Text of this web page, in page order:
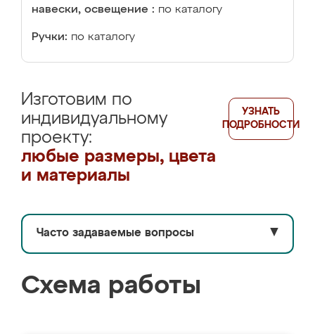
навески, освещение : по каталогу
Ручки: по каталогу
Изготовим по
индивидуальному
проекту:
любые размеры, цвета
и материалы
УЗНАТЬ
ПОДРОБНОСТИ
Часто задаваемые вопросы ▼
Схема работы